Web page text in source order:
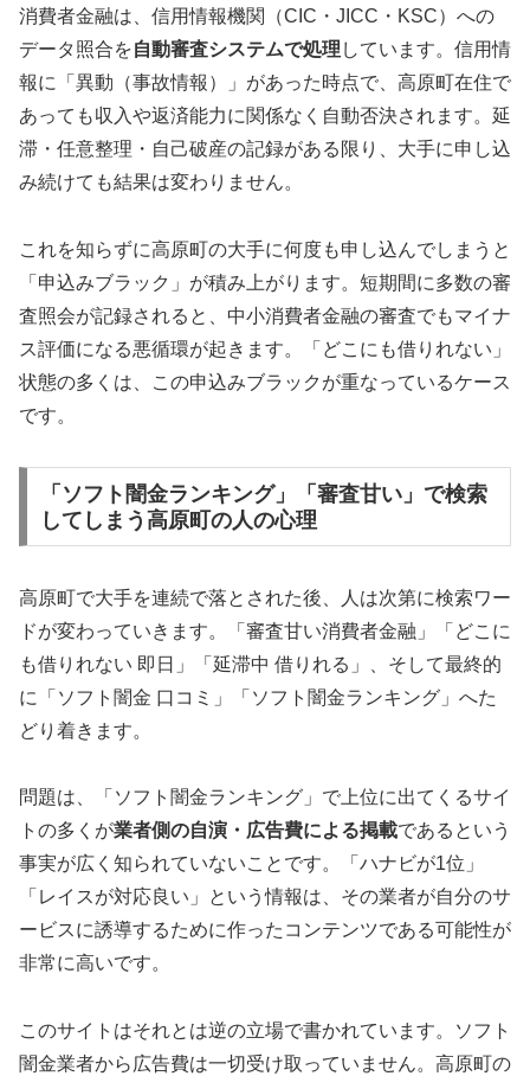
消費者金融は、信用情報機関（CIC・JICC・KSC）への
データ照合を自動審査システムで処理 しています。信用情
報に「異動（事故情報）」があった時点で、高原町在住で
あっても収入や返済能力に関係なく自動否決されます。延
滞・任意整理・自己破産の記録がある限り、大手に申し込
み続けても結果は変わりません。
これを知らずに高原町の大手に何度も申し込んでしまうと
「申込みブラック」が積み上がります。短期間に多数の審
査照会が記録されると、中小消費者金融の審査でもマイナ
ス評価になる悪循環が起きます。「どこにも借りれない」
状態の多くは、この申込みブラックが重なっているケース
です。
「ソフト闇金ランキング」「審査甘い」で検索
してしまう高原町の人の心理
高原町で大手を連続で落とされた後、人は次第に検索ワー
ドが変わっていきます。「審査甘い消費者金融」「どこに
も借りれない 即日」「延滞中 借りれる」、そして最終的
に「ソフト闇金 口コミ」「ソフト闇金ランキング」へた
どり着きます。
問題は、「ソフト闇金ランキング」で上位に出てくるサイ
トの多くが業者側の自演・広告費による掲載であるという
事実が広く知られていないことです。「ハナビが1位」
「レイスが対応良い」という情報は、その業者が自分のサ
ービスに誘導するために作ったコンテンツである可能性が
非常に高いです。
このサイトはそれとは逆の立場で書かれています。ソフト
闇金業者から広告費は一切受け取っていません。高原町の